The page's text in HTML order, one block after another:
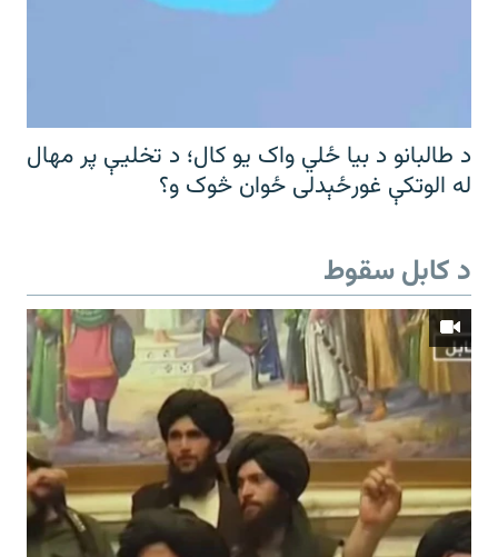
د طالبانو د بیا ځلي واک یو کال؛ د تخلیې پر مهال
له الوتکې غورځېدلی ځوان څوک و؟
د کابل سقوط